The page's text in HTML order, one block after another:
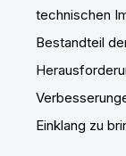
technischen
Bestandteil
Einklang zu